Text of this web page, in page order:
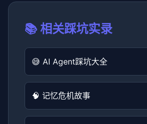
📚 相关踩坑实录
😅 AI Agent踩坑大全
🧠 记忆危机故事